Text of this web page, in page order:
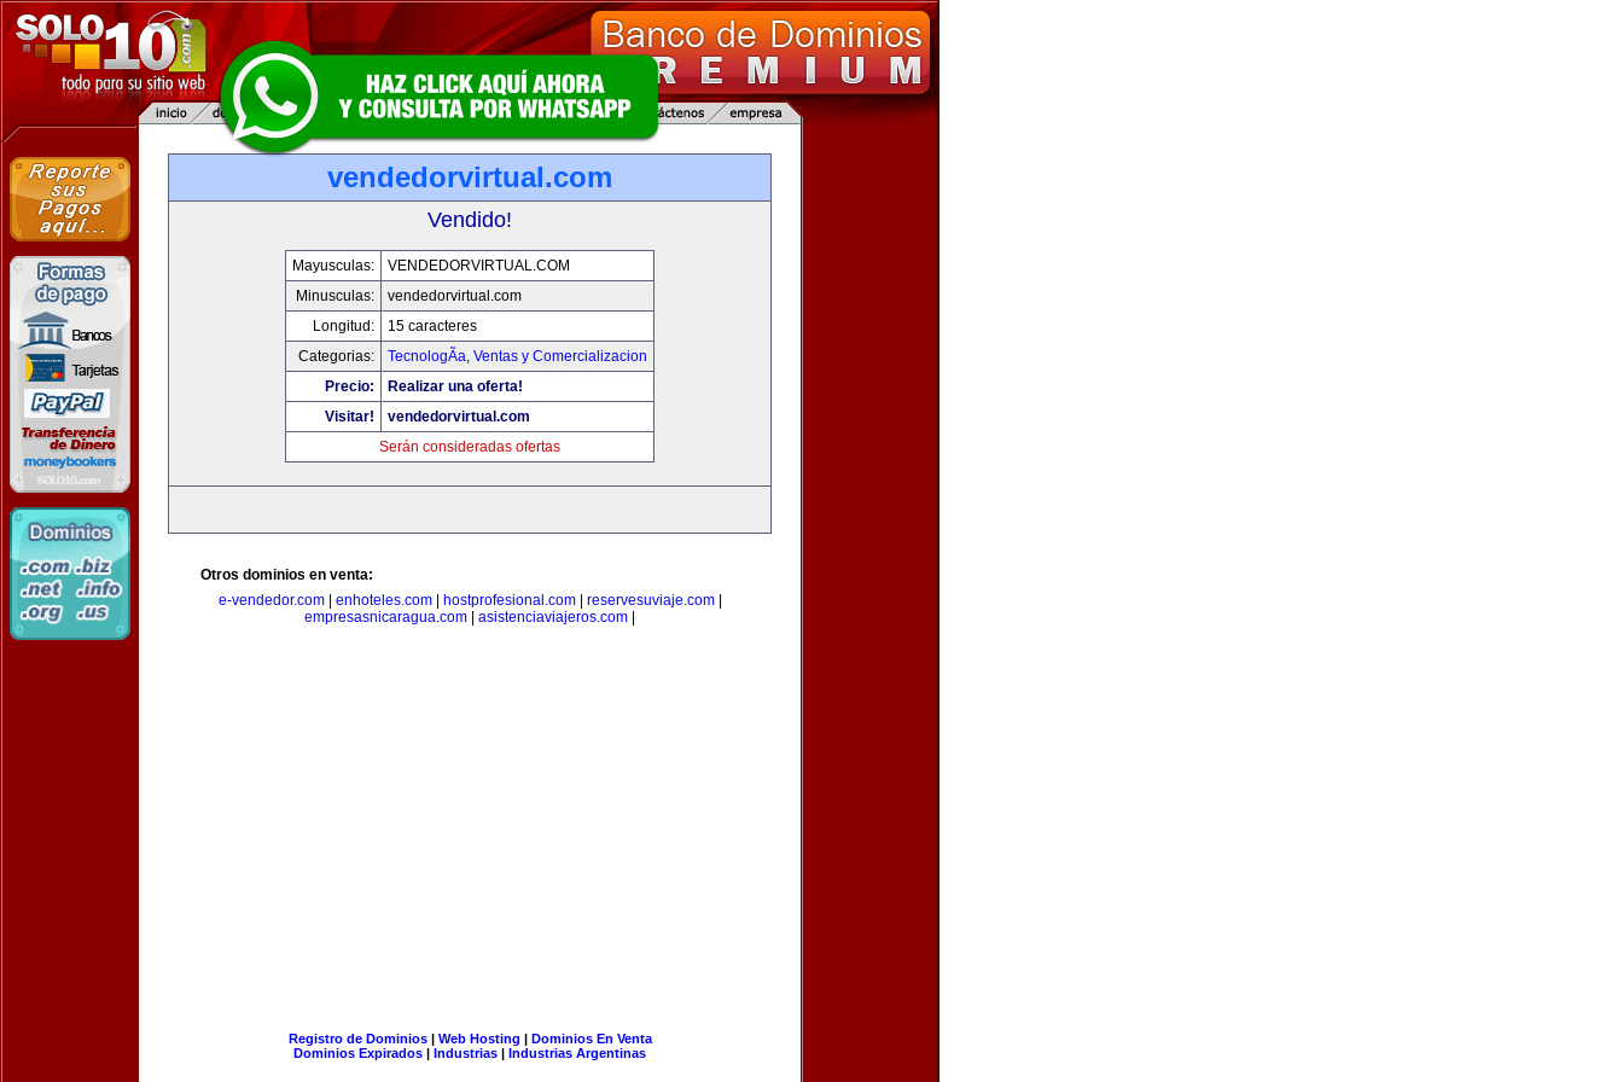
vendedorvirtual.com
Vendido!
Mayusculas:
VENDEDORVIRTUAL.COM
Minusculas:
vendedorvirtual.com
Longitud:
15 caracteres
Categorias:
TecnologÃ­a, Ventas y Comercializacion
Precio:
Realizar una oferta!
Visitar!
vendedorvirtual.com
Serán consideradas ofertas
Otros dominios en venta:
e-vendedor.com| enhoteles.com| hostprofesional.com| reservesuviaje.com|
empresasnicaragua.com
asistenciaviajeros.com
Registro de Dominios| Web Hosting | Dominios En Venta
Dominios Expirados | Industrias | Industrias Argentinas